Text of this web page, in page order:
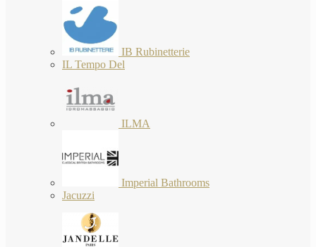
IB Rubinetterie
IL Tempo Del
ILMA
Imperial Bathrooms
Jacuzzi